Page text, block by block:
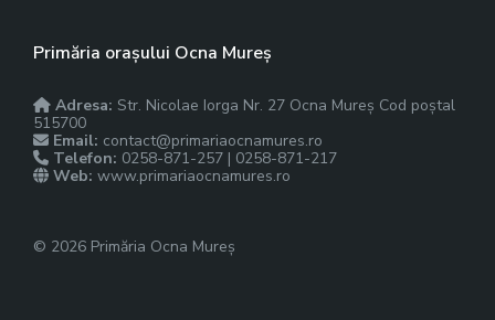
Primăria orașului Ocna Mureș
Adresa: Str. Nicolae Iorga Nr. 27 Ocna Mureș Cod poștal
515700
Email: contact@primariaocnamures.ro
Telefon: 0258-871-257 | 0258-871-217
Web: www.primariaocnamures.ro
© 2026 Primăria Ocna Mureș